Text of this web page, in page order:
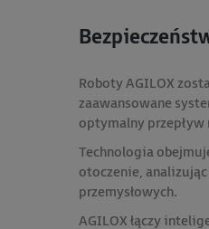
Roboty AGILOX
zaawansowane
optymalny przepływ
Technologia
otoczenie,
przemysłowych.
AGILOX łączy